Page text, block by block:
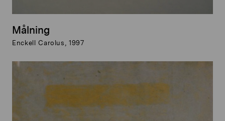
Målning
Enckell Carolus, 1997